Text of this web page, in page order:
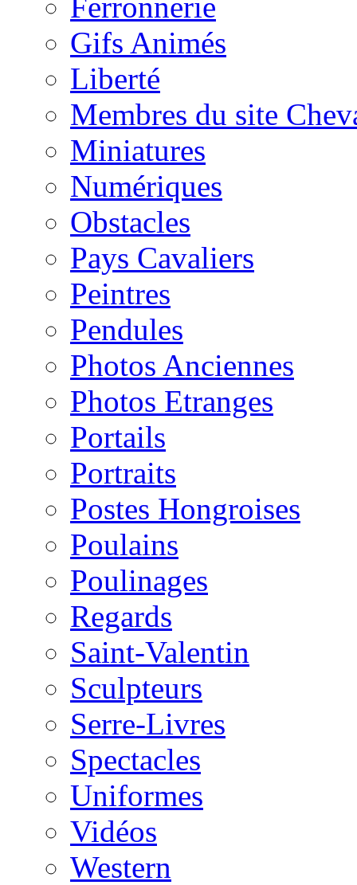
Gifs Animés
Liberté
Membres du site
Miniatures
Numériques
Obstacles
Pays Cavaliers
Peintres
Pendules
Photos Anciennes
Photos Etranges
Portails
Portraits
Postes Hongroises
Poulains
Poulinages
Regards
Saint-Valentin
Sculpteurs
Serre-Livres
Spectacles
Uniformes
Vidéos
Western